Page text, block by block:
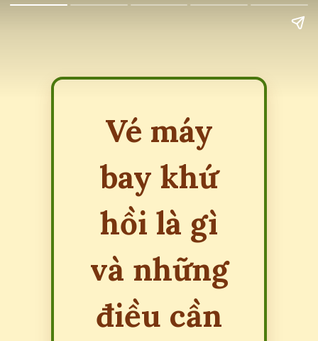
Vé máy
bay khứ
hồi là gì
và những
điều cần